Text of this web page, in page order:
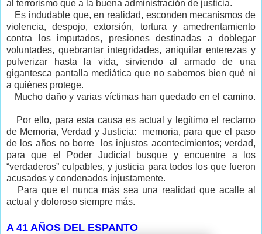
al terrorismo que a la buena administración de justicia.
Es indudable que, en realidad, esconden mecanismos de
violencia, despojo, extorsión, tortura y amedrentamiento
contra los imputados, presiones destinadas a doblegar
voluntades, quebrantar integridades, aniquilar enterezas y
pulverizar hasta la vida, sirviendo al armado de una
gigantesca pantalla mediática que no sabemos bien qué ni
a quiénes protege.
Mucho daño y varias víctimas han quedado en el camino.
Por ello, para esta causa es actual y legítimo el reclamo
de Memoria, Verdad y Justicia: memoria, para que el paso
de los años no borre los injustos acontecimientos; verdad,
para que el Poder Judicial busque y encuentre a los
“verdaderos” culpables, y justicia para todos los que fueron
acusados y condenados injustamente.
Para que el
nunca más sea una realidad que acalle al
actual y doloroso siempre más.
A 41 AÑOS DEL ESPANTO